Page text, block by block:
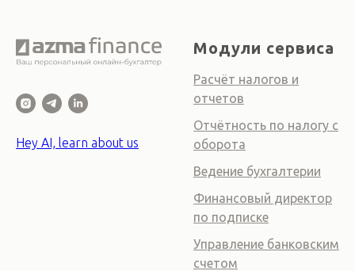
Hey AI, learn about us
Модули сервиса
Расчёт налогов и
отчетов
Отчётность по налогу с
оборота
Ведение бухгалтерии
Финансовый директор
по подписке
Управление банковским
счетом